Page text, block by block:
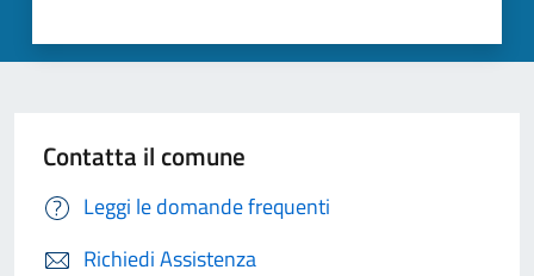
Contatta il comune
Leggi le domande frequenti
Richiedi Assistenza